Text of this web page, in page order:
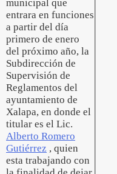
municipal que
entrara en funciones
a partir del día
primero de enero
del próximo año, la
Subdirección de
Supervisión de
Reglamentos del
ayuntamiento de
Xalapa, en donde el
titular es el Lic.
Alberto Romero
Gutiérrez , quien
esta trabajando con